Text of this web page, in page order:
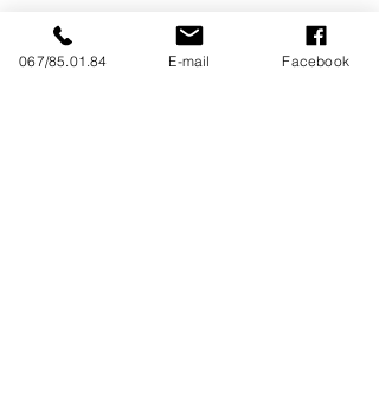
Rue Arthur Pouplier, 40 -
Écaussinnes
067/85.01.84 E-mail Facebook